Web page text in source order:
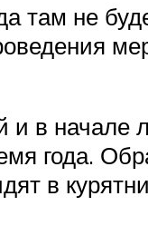
там не
в начале
года.
в